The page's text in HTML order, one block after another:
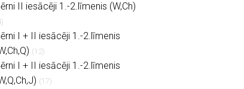
II iesācēji 1.-2.līmenis (W,Ch)
I + II iesācēji 1.-2.līmenis
(12)
I + II iesācēji 1.-2.līmenis
(17)